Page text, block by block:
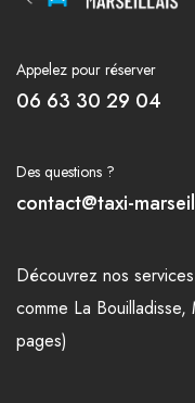
Appelez pour réserver
06 63 30 29 04
Des questions ?
contact@taxi-
Découvrez nos services
comme La Bouilladisse,
pages)